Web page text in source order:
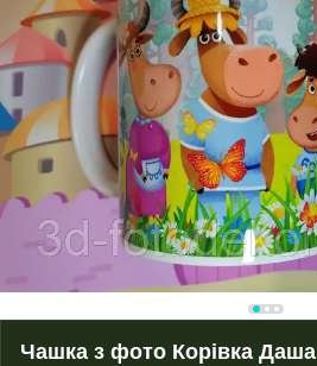
Чашка з фото Корівка Даша